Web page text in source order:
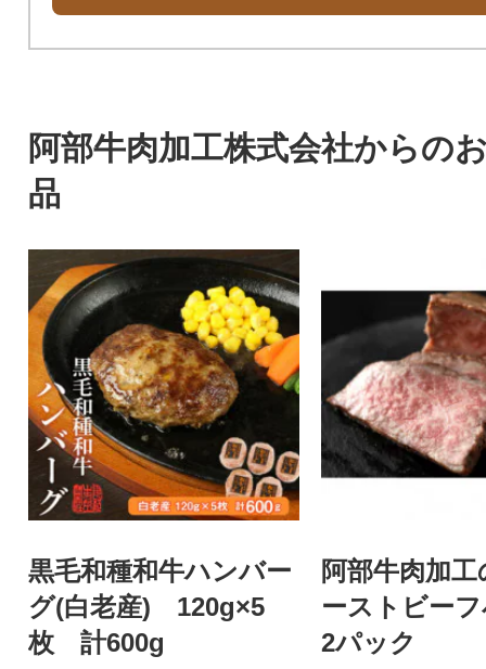
阿部牛肉加工株式会社からの
品
黒毛和種和牛ハンバー
グ(白老産) 120g×5
枚 計600g
阿部牛肉加
ーストビー
2パック